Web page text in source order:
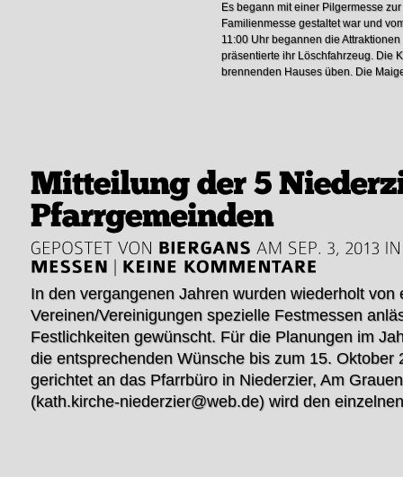
Es begann mit einer Pilgermesse
Familienmesse gestaltet war und
11:00 Uhr begannen die
präsentierte ihr Löschfahrzeug. Die
brennenden Hauses üben. Die
In den vergangenen Jahren wurden wiederholt von
Vereinen/Vereinigungen spezielle Festmessen
Festlichkeiten gewünscht. Für die Planungen im
die entsprechenden Wünsche bis zum 15. Oktober
gerichtet an das Pfarrbüro in Niederzier, Am
(kath.kirche-niederzier@web.de) wird den